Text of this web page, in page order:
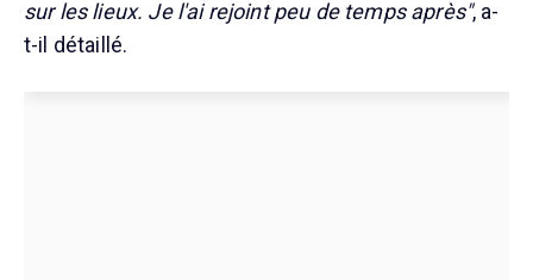
sur les lieux. Je l'ai rejoint peu de temps après", a-
t-il détaillé.